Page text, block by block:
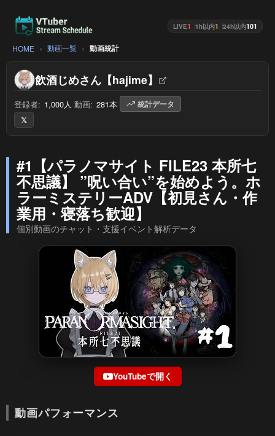
LIVE1 1h以内1 24h以内101
HOME 動画一覧 動画統計
飲酒じめさん【hajime】
登録者: 1,000人 動画: 281本
統計データ
𝕏
#1【パラノマサイト FILE23 本所七
不思議】 ”呪い合い”を始めよう。ホ
ラーミステリーADV【初見さん・作
業用・寝落ち歓迎】
個別動画のチャット・支援イベント解析データ
YouTubeで開く
動画パフォーマンス